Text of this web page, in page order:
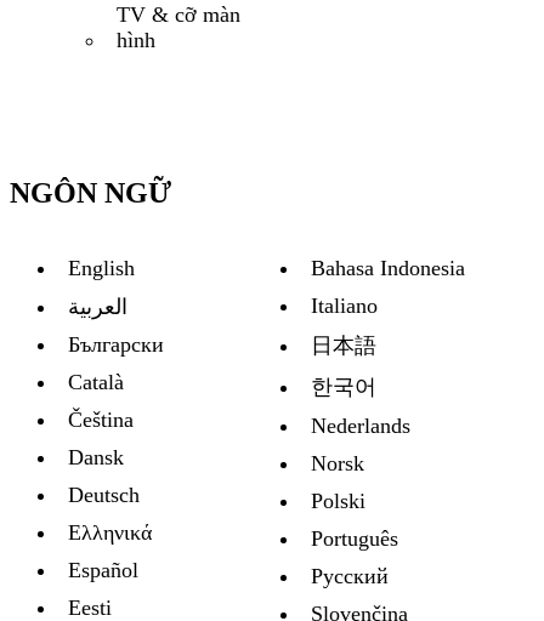
TV & cỡ màn
hình
NGÔN NGỮ
English
العربية
Български
Català
Čeština
Dansk
Deutsch
Ελληνικά
Español
Eesti
Bahasa Indonesia
Italiano
日本語
한국어
Nederlands
Norsk
Polski
Português
Русский
Slovenčina